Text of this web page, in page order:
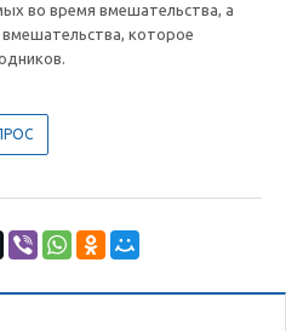
во время вмешательства, а
которое